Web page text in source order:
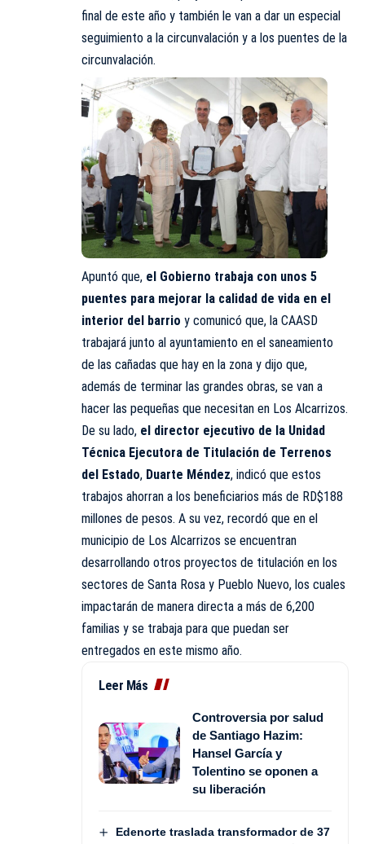
final de este año y también le van a dar un especial
seguimiento a la circunvalación y a los puentes de la
circunvalación.
Apuntó que, el Gobierno trabaja con unos 5
puentes para mejorar la calidad de vida en el
interior del barrio y comunicó que, la CAASD
trabajará junto al ayuntamiento en el saneamiento
de las cañadas que hay en la zona y dijo que,
además de terminar las grandes obras, se van a
hacer las pequeñas que necesitan en Los Alcarrizos.
De su lado, el director ejecutivo de la Unidad
Técnica Ejecutora de Titulación de Terrenos
del Estado, Duarte Méndez, indicó que estos
trabajos ahorran a los beneficiarios más de RD$188
millones de pesos. A su vez, recordó que en el
municipio de Los Alcarrizos se encuentran
desarrollando otros proyectos de titulación en los
sectores de Santa Rosa y Pueblo Nuevo, los cuales
impactarán de manera directa a más de 6,200
familias y se trabaja para que puedan ser
entregados en este mismo año.
Leer Más
Controversia por salud
de Santiago Hazim:
Hansel García y
Tolentino se oponen a
su liberación
Edenorte traslada transformador de 37